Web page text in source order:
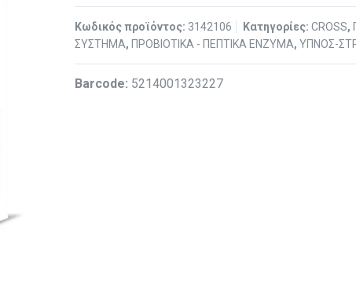
Κωδικός προϊόντος: 3142106 Κατηγορίες:CROSS,
ΣΥΣΤΗΜΑ, ΠΡΟΒΙΟΤΙΚΑ - ΠΕΠΤΙΚΑ ΕΝΖΥΜΑ,ΥΠΝΟΣ-
Βarcode: 5214001323227